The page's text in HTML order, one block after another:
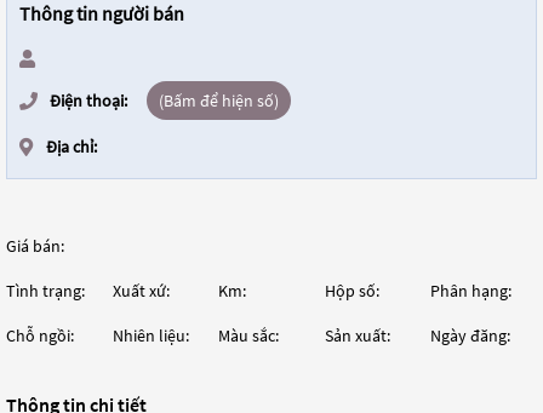
Thông tin người bán
Điện thoại: (Bấm để hiện số)
Địa chỉ:
Giá bán:
Tình trạng: Xuất xứ: Km: Hộp số: Phân hạng:
Chỗ ngồi: Nhiên liệu: Màu sắc: Sản xuất: Ngày đăng:
Thông tin chi tiết